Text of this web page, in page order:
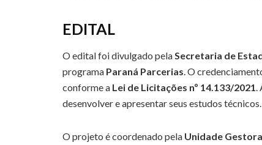
EDITAL
O edital foi divulgado pelaSecretaria de
programa Paraná Parcerias. O
conforme a Lei de Licitações nº 14.133/2021.
desenvolver e apresentar seus estudos técnicos.
O projeto é coordenado pela Unidade